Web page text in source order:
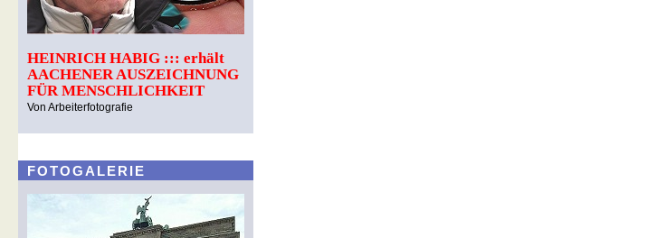
HEINRICH HABIG ::: erhält
AACHENER AUSZEICHNUNG
FÜR MENSCHLICHKEIT
Von Arbeiterfotografie
FOTOGALERIE